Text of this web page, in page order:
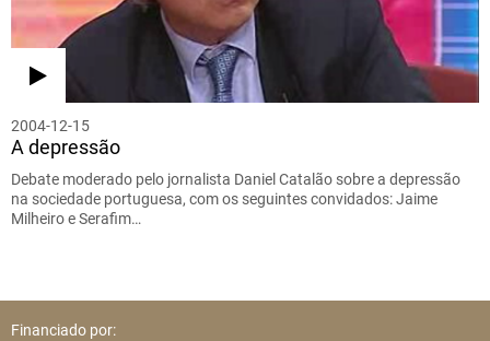
2004-12-15
A depressão
Debate moderado pelo jornalista Daniel Catalão sobre a depressão
na sociedade portuguesa, com os seguintes convidados: Jaime
Milheiro e Serafim…
Financiado por: